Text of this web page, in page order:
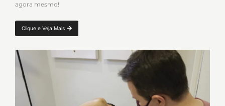
agora mesmo!
Clique e Veja Mais